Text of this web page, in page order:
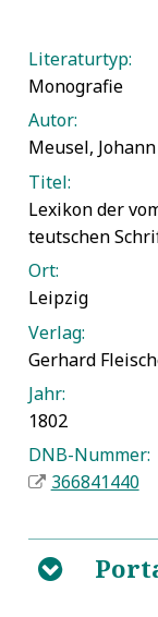
Literaturtyp:
Monografie
Autor:
Meusel,
Titel:
Lexikon der
teutschen
Ort:
Leipzig
Verlag:
Gerhard
Jahr:
1802
DNB-Nummer:
366841440
B